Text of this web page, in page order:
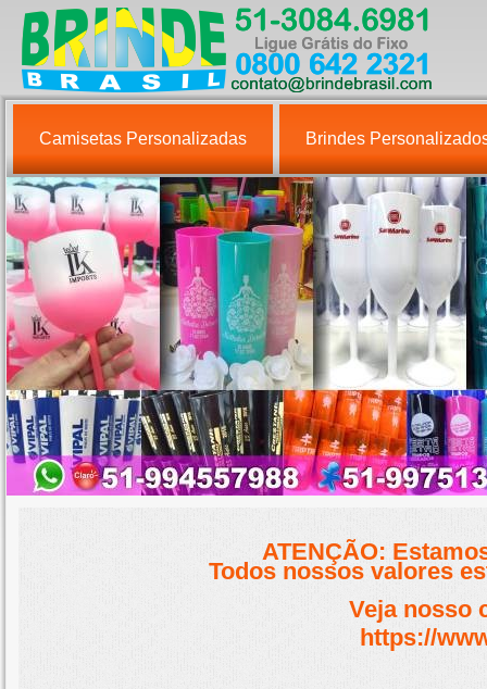
Camisetas Personalizadas Brindes
ATENÇÃO:
Todos nossos valores
Veja nosso
https://